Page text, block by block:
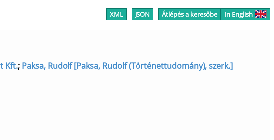
XML JSON Átlépés a keresőbe In English
Kft.; Paksa, Rudolf [Paksa, Rudolf (Történettudomány), szerk.]